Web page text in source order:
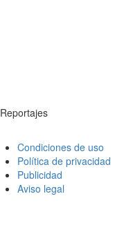
Reportajes
Condiciones de uso
Política de privacidad
Publicidad
Aviso legal